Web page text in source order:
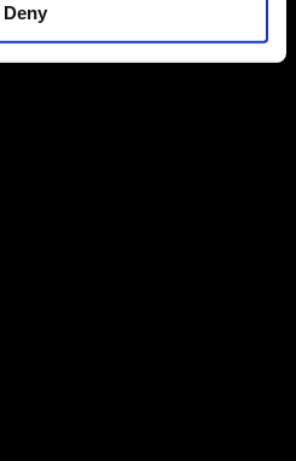
Deny